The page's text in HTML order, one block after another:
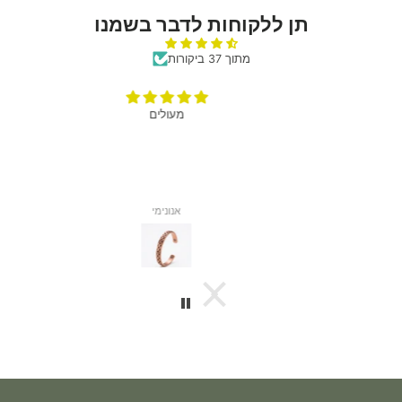
תן ללקוחות לדבר בשמנו
מתוך 37 ביקורות